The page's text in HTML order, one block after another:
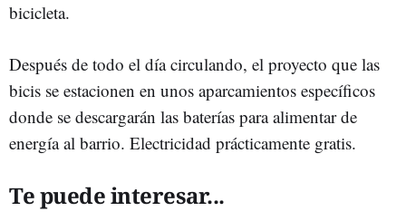
bicicleta.
Después de todo el día circulando, el proyecto que las
bicis se estacionen en unos aparcamientos específicos
donde se descargarán las baterías para alimentar de
energía al barrio. Electricidad prácticamente gratis.
Te puede interesar...